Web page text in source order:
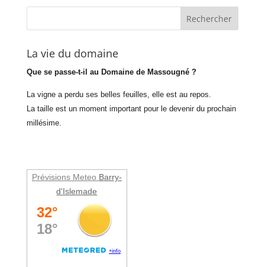
La vie du domaine
Que se passe-t-il au Domaine de Massougné ?
La vigne a perdu ses belles feuilles, elle est au repos.
La taille est un moment important pour le devenir du prochain
millésime.
Prévisions Meteo Barry-
d'Islemade